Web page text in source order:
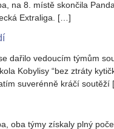
na 8. místě skončila
Extraliga. […]
dařilo vedoucím týmům
Kobylisy “bez ztráty
suverénně kráčí
oba týmy získaly plný